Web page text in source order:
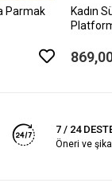
Parmak
Kadın
7 / 24
Öneri ve